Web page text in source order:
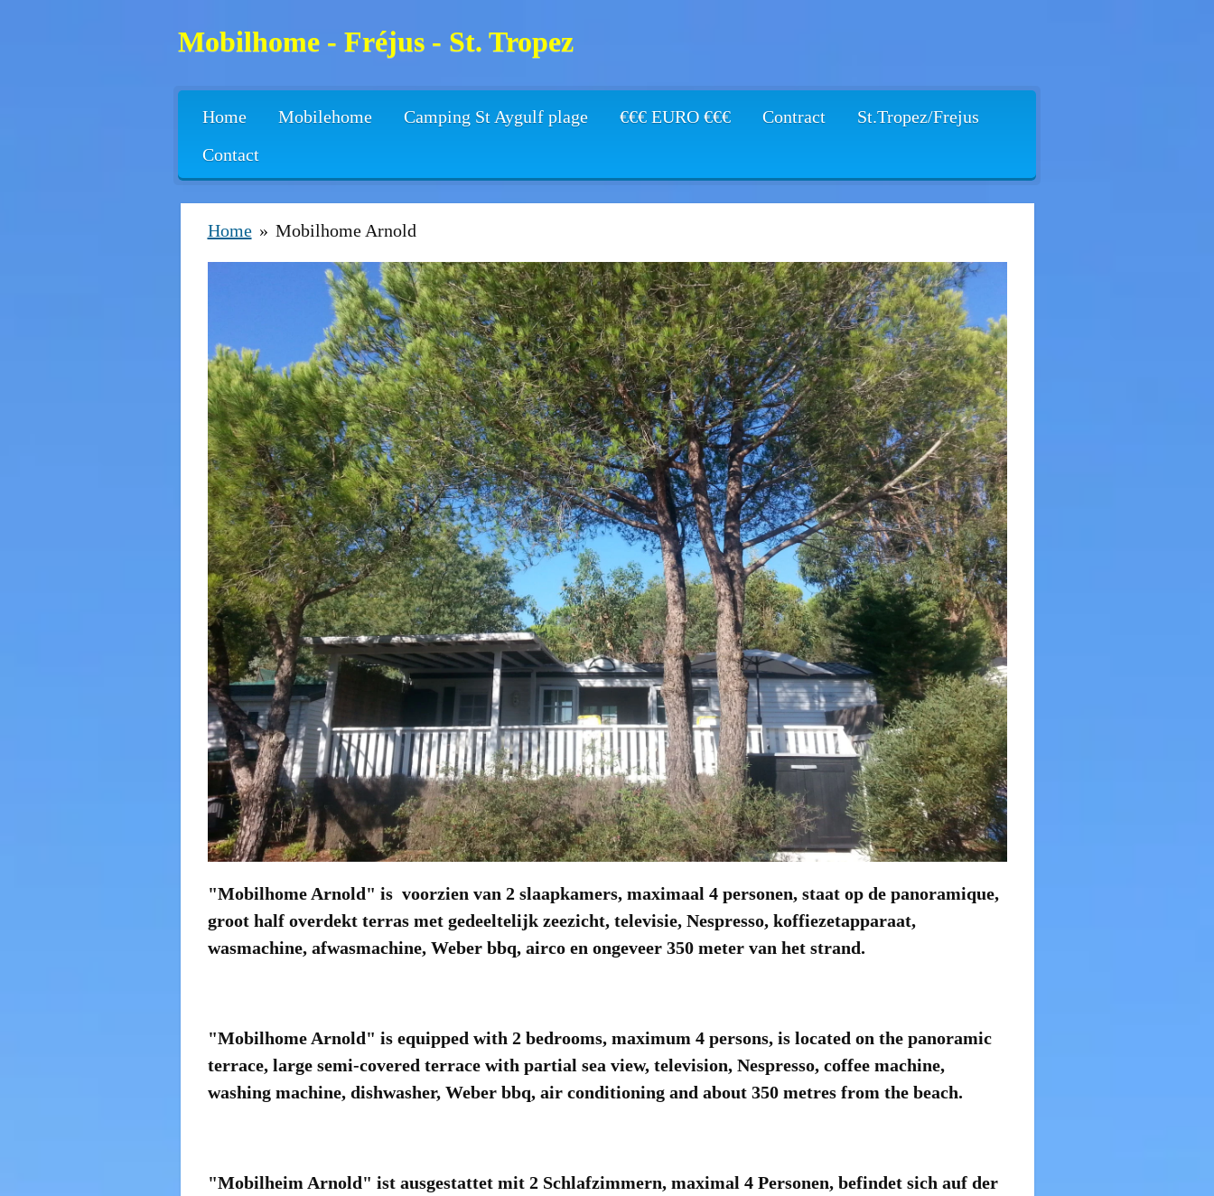
Mobilhome - Fréjus - St. Tropez
Home Mobilehome Camping St Aygulf plage €€€ EURO €€€ Contract
St.Tropez/Frejus
Contact
Home » Mobilhome Arnold
"Mobilhome Arnold" is voorzien van 2 slaapkamers, maximaal 4 personen, staat op de panoramique,
groot half overdekt terras met gedeeltelijk zeezicht, televisie, Nespresso, koffiezetapparaat,
wasmachine, afwasmachine, Weber bbq, airco en ongeveer 350 meter van het strand.
"Mobilhome Arnold" is equipped with 2 bedrooms, maximum 4 persons, is located on the panoramic
terrace, large semi-covered terrace with partial sea view, television, Nespresso, coffee machine,
washing machine, dishwasher, Weber bbq, air conditioning and about 350 metres from the beach.
"Mobilheim Arnold" ist ausgestattet mit 2 Schlafzimmern, maximal 4 Personen, befindet sich auf der